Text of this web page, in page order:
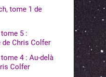
tome 1 de
5 :
de Chris Colfer
4 : Au-delà
Colfer